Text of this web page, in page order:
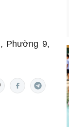
Phường 9,